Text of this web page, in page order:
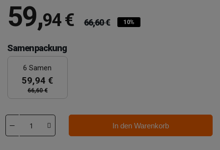
59,94 € 66,60 € 10%
Samenpackung
6 Samen
59,94 €
66,60 €
In den Warenkorb